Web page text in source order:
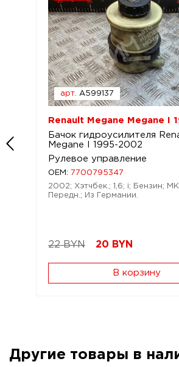
арт. A599137
Renault Megane Megane I
Бачок гидроусилителя
Megane I 1995-2002
Рулевое управление
OEM:
7700795347
2002; Хэтчбек.; 1,6; i; Бензин;
Передн.; Из Германии.
22 BYN 20 BYN
В корзину
Другие товары в